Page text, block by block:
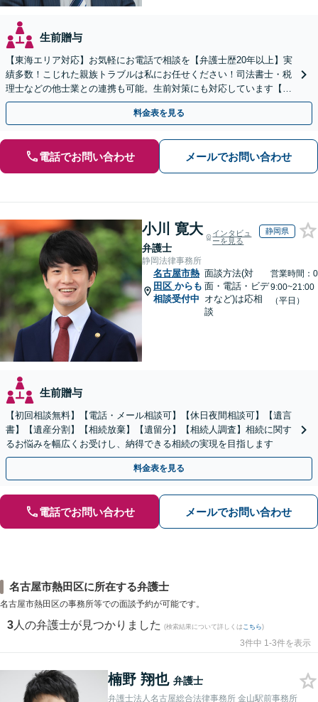
生前贈与
【東海エリア対応】お気軽にお電話で相談を【弁護士歴20年以上】実
績多数！こじれた親族トラブルは私にお任せください！司法書士・税
理士などの他士業との連携も可能。生前対策にも対応しています【夜
間・休日面談可】【完全個室・秘密厳守】
料金表を見る
電話でお問い合わせ メールでお問い合わせ
小川 寛大
弁護士
インタビュ
ーを見る
静岡県
静岡法律事務所
名古屋市熱
田区 からも
相談受付中
面談方法(対
面・電話・ビデ
オなど)は応相
談
営業時間：0
9:00~21:00
（平日）
生前贈与
【初回相談無料】【電話・メール相談可】【休日夜間相談可】【遺言
書】【遺産分割】【相続放棄】【遺留分】【相続人調査】相続に関す
るお悩みを幅広くお受けし、納得できる相続の実現を目指します
料金表を見る
電話でお問い合わせ メールでお問い合わせ
名古屋市熱田区に所在する弁護士
名古屋市熱田区の事務所等での面談予約が可能です。
3 人の弁護士が見つかりました (検索結果について詳しくは こちら)
3件中 1-3件を表示
楠野 翔也 弁護士
弁護士法人名古屋総合法律事務所 金山駅前事務所